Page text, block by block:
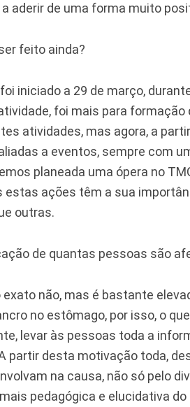
aderir de uma forma muito
feito ainda?
iniciado a 29 de março,
foi mais para formação
atividades, mas agora, a
a eventos, sempre com
planeada uma ópera no
estas ações têm a sua
outras.
de quantas pessoas são
exato não, mas é bastante
no estômago, por isso, o
levar às pessoas toda a
partir desta motivação toda,
na causa, não só pelo
pedagógica e elucidativa do